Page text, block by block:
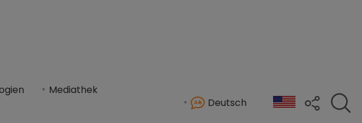
Mediathek
Deutsch
, Werkzeug- und CNC-Projekte. So werden